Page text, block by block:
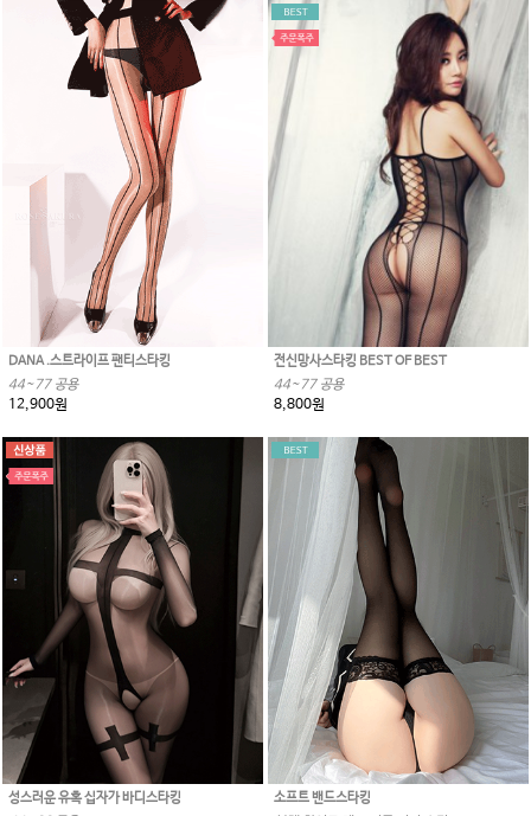
DANA .스트라이프 팬티스타킹
44~77 공용
12,900원
전신망사스타킹 BEST OF BEST
44~77 공용
8,800원
성스러운 유혹 십자가 바디스타킹 소프트 밴드스타킹